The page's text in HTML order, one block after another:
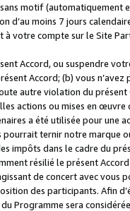
motif (automatiquement
d’au moins 7 jours
votre compte sur le Site
Accord, ou suspendre
Accord; (b) vous
autre violation du
actions ou mises en
a été utilisée pour une
ternir notre marque
impôts dans le cadre du
résilié le présent
de concert avec vous
des participants. Afin
Programme sera